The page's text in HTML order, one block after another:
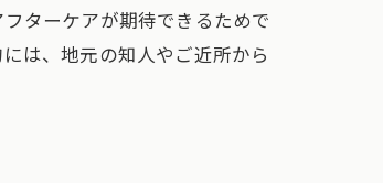
ターケアが期待できるためで
は、地元の知人やご近所から